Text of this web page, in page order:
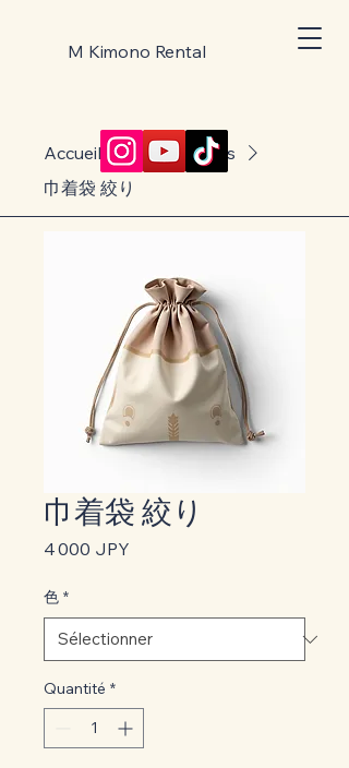
M Kimono Rental
Accueil
All Products
巾着袋 絞り
巾着袋 絞り
4 000 JPY
色 *
Quantité *